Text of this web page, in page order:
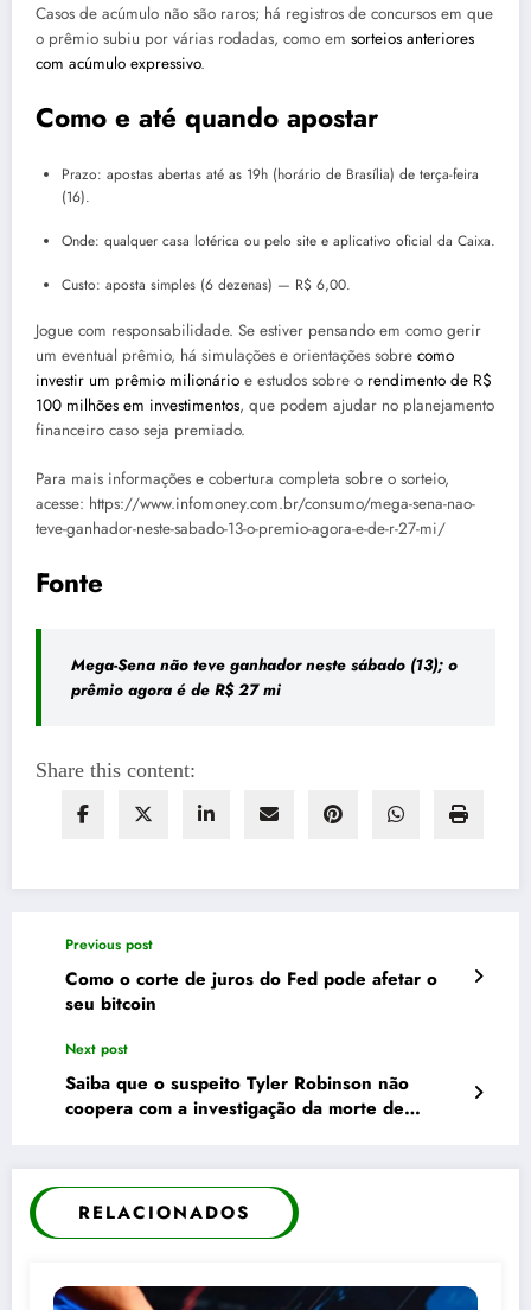
Casos de acúmulo não são raros; há registros de concursos em que
o prêmio subiu por várias rodadas, como em sorteios anteriores
com acúmulo expressivo.
Como e até quando apostar
Prazo: apostas abertas até as 19h (horário de Brasília) de terça-feira
(16).
Onde: qualquer casa lotérica ou pelo site e aplicativo oficial da Caixa.
Custo: aposta simples (6 dezenas) — R$ 6,00.
Jogue com responsabilidade. Se estiver pensando em como gerir
um eventual prêmio, há simulações e orientações sobre como
investir um prêmio milionário e estudos sobre o rendimento de R$
100 milhões em investimentos, que podem ajudar no planejamento
financeiro caso seja premiado.
Para mais informações e cobertura completa sobre o sorteio,
acesse: https://www.infomoney.com.br/consumo/mega-sena-nao-
teve-ganhador-neste-sabado-13-o-premio-agora-e-de-r-27-mi/
Fonte
Mega-Sena não teve ganhador neste sábado (13); o
prêmio agora é de R$ 27 mi
Share this content:
Previous post
Como o corte de juros do Fed pode afetar o
seu bitcoin
Next post
Saiba que o suspeito Tyler Robinson não
coopera com a investigação da morte de
RELACIONADOS